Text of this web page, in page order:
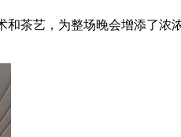
茶艺，为整场晚会增添了浓